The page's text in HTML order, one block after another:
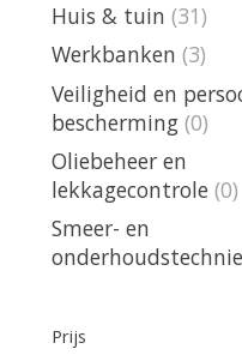
Huis & tuin (31)
Werkbanken (3)
Veiligheid en
bescherming (0)
Oliebeheer en
lekkagecontrole (0)
Smeer- en
Prijs